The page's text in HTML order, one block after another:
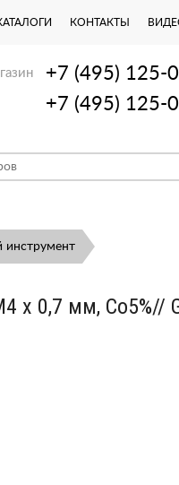
КОНТАКТЫ
+7 (495) 125-
+7 (495) 125-
инструмент
х 0,7 мм, Co5%//